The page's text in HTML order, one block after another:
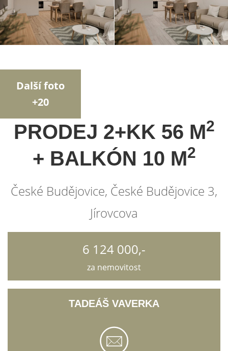
Další foto
+20
PRODEJ 2+KK 56 M2
+ BALKÓN 10 M2
České Budějovice, České Budějovice 3,
Jírovcova
6 124 000,-
za nemovitost
TADEÁŠ VAVERKA